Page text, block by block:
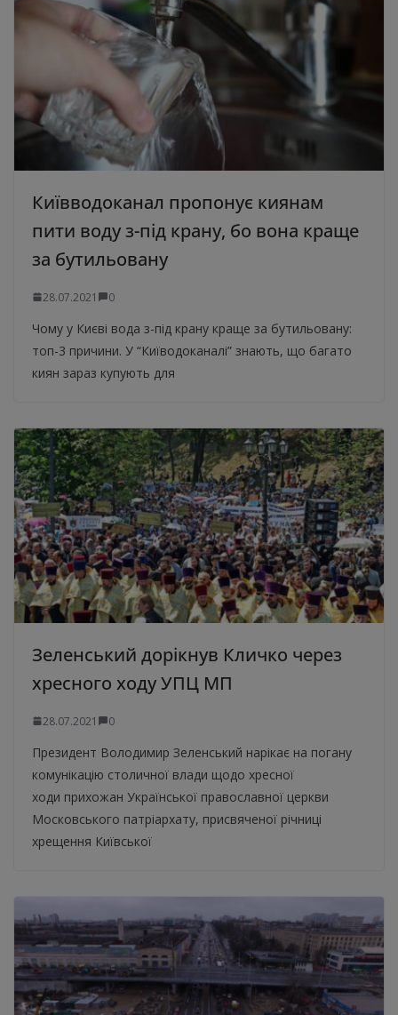
Київводоканал пропонує киянам
пити воду з-під крану, бо вона краще
за бутильовану
28.07.2021 0
Чому у Києві вода з-під крану краще за бутильовану:
топ-3 причини. У “Київодоканалі” знають, що багато
киян зараз купують для
Зеленський дорікнув Кличко через
хресного ходу УПЦ МП
28.07.2021 0
Президент Володимир Зеленський нарікає на погану
комунікацію столичної влади щодо хресної
ходи прихожан Української православної церкви
Московського патріархату, присвяченої річниці
хрещення Київської